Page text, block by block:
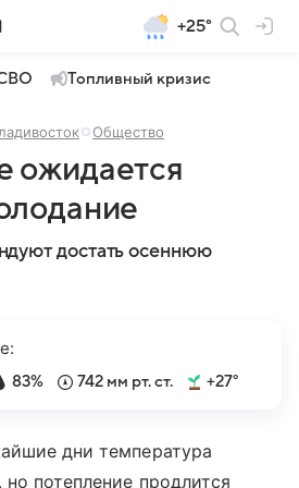
+25°
Топливный кризис
Общество
ожидается
достать осеннюю
83% 742 мм рт. ст. +27°
дни температура
потепление продлится